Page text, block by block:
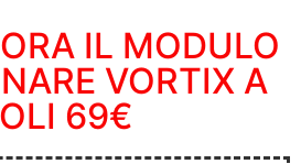
IL MODULO
VORTIX A
69€